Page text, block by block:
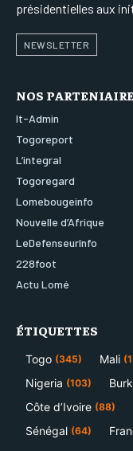
présidentielles aux
NEWSLETTER
NOS
It-Admin
Togoreport
L’integral
Togoregard
Lomebougeinfo
Nouvelle d’Afrique
LeDefenseurInfo
228foot
Actu Lomé
ÉTIQUETTES
Togo (345) Mali
Nigeria (103)
Côte d’Ivoire (88)
Sénégal (64)